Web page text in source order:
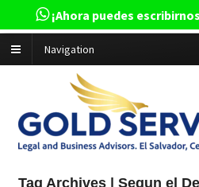
Navigation
Tag Archives | Segun el
¡Ahora puedes